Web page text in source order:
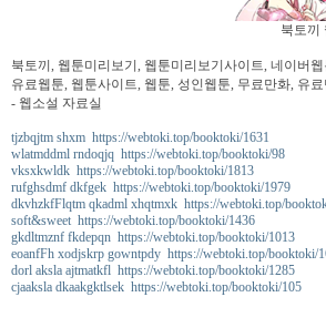
북토끼
북토끼, 웹툰미리보기, 웹툰미리보기사이트, 네이버
유료웹툰, 웹툰사이트, 웹툰, 성인웹툰, 무료만화, 유
- 웹소설 자료실
tjzbqjtm shxm https://webtoki.top/booktoki/1631
wlatmddml rndoqjq https://webtoki.top/booktoki/98
vksxkwldk https://webtoki.top/booktoki/1813
rufghsdmf dkfgek https://webtoki.top/booktoki/1979
dkvhzkfFlqtm qkadml xhqtmxk https://webtoki.top/
soft&sweet https://webtoki.top/booktoki/1436
gkdltmznf fkdepqn https://webtoki.top/booktoki/1013
eoanfFh xodjskrp gowntpdy https://webtoki.top/booktoki/
dorl aksla ajtmatkfl https://webtoki.top/booktoki/1285
cjaaksla dkaakgktlsek https://webtoki.top/booktoki/105